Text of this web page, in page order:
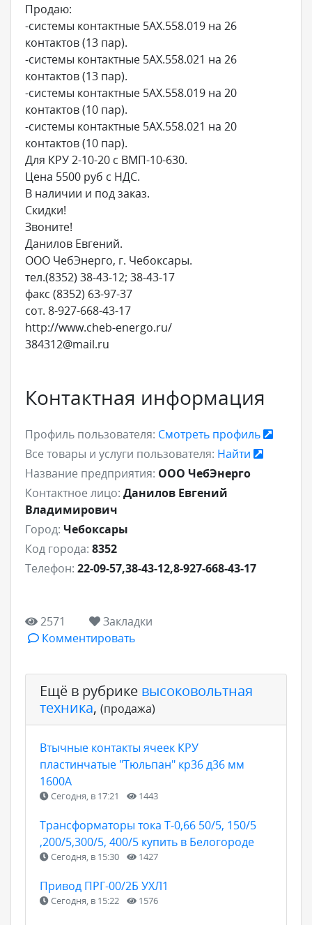
Продаю:
-системы контактные 5АХ.558.019 на 26
контактов (13 пар).
-системы контактные 5АХ.558.021 на 26
контактов (13 пар).
-системы контактные 5АХ.558.019 на 20
контактов (10 пар).
-системы контактные 5АХ.558.021 на 20
контактов (10 пар).
Для КРУ 2-10-20 с ВМП-10-630.
Цена 5500 руб с НДС.
В наличии и под заказ.
Скидки!
Звоните!
Данилов Евгений.
ООО ЧебЭнерго, г. Чебоксары.
тел.(8352) 38-43-12; 38-43-17
факс (8352) 63-97-37
сот. 8-927-668-43-17
http://www.cheb-energo.ru/
384312@mail.ru
Контактная информация
Профиль пользователя: Смотреть профиль
Все товары и услуги пользователя: Найти
Название предприятия: ООО ЧебЭнерго
Контактное лицо: Данилов Евгений
Владимирович
Город: Чебоксары
Код города: 8352
Телефон: 22-09-57,38-43-12,8-927-668-43-17
2571
Закладки
Комментировать
Ещё в рубрике высоковольтная
техника, (продажа)
Втычные контакты ячеек КРУ
пластинчатые "Тюльпан" кр36 д36 мм
1600А
Сегодня, в 17:21 1443
Трансформаторы тока Т-0,66 50/5, 150/5
,200/5,300/5, 400/5 купить в Белогороде
Сегодня, в 15:30 1427
Привод ПРГ-00/2Б УХЛ1
Сегодня, в 15:22 1576